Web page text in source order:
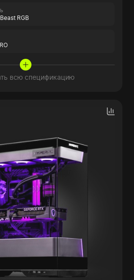
RGB
всю спецификацию